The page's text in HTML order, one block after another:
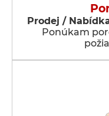
Prodej /
Ponúkam